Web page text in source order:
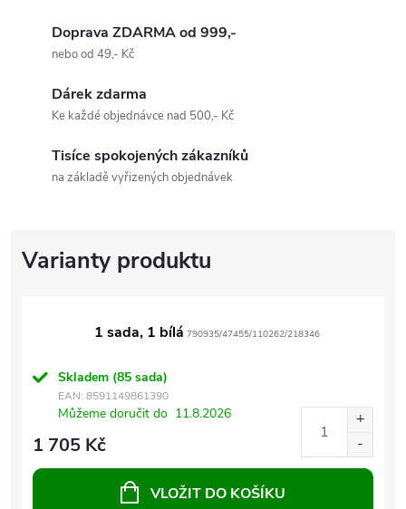
Doprava ZDARMA od 999,-
nebo od 49,- Kč
Dárek zdarma
Ke každé objednávce nad 500,- Kč
Tisíce spokojených zákazníků
na základě vyřizených objednávek
1 sada, 1 bílá 790935/47455/110262/218346
Skladem (85 sada)
EAN: 8591149861390
Můžeme doručit do 11.8.2026
1 705 Kč
VLOŽIT DO KOŠÍKU